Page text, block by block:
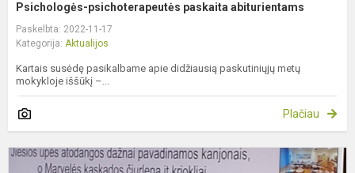
Psichologės-psichoterapeutės paskaita abiturientams
Paskelbta: 2022-11-17
Kategorija: Aktualijos
Kartais susėdę pasikalbame apie didžiausią paskutiniųjų metų
mokykloje iššūkį –...
Plačiau